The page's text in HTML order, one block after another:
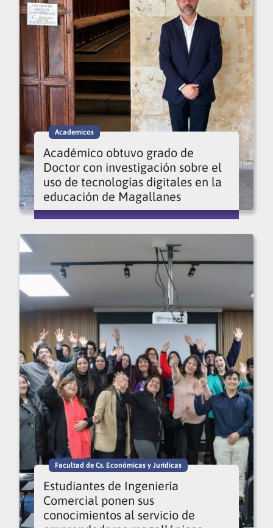
Academicos
Académico obtuvo grado de
Doctor con investigación sobre el
uso de tecnologías digitales en la
educación de Magallanes
Facultad de Cs. Económicas y Jurídicas
Estudiantes de Ingeniería
Comercial ponen sus
conocimientos al servicio de